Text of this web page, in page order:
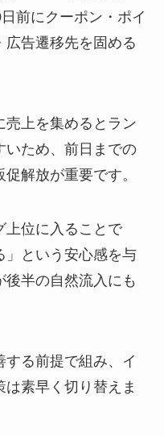
前にクーポン・ポイ
広告遷移先を固める
売上を集めるとラン
いため、前日までの
解放が重要です。
上位に入ることで
」という安心感を与
後半の自然流入にも
る前提で組み、イ
素早く切り替えま